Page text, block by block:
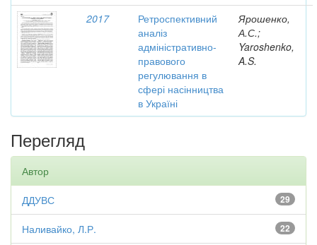
2017
Ретроспективний
аналіз
адміністративно-
правового
регулювання в
сфері насінництва
в Україні
Ярошенко,
А.С.;
Yaroshenko,
A.S.
Перегляд
Автор
29
ДДУВС
22
Наливайко, Л.Р.